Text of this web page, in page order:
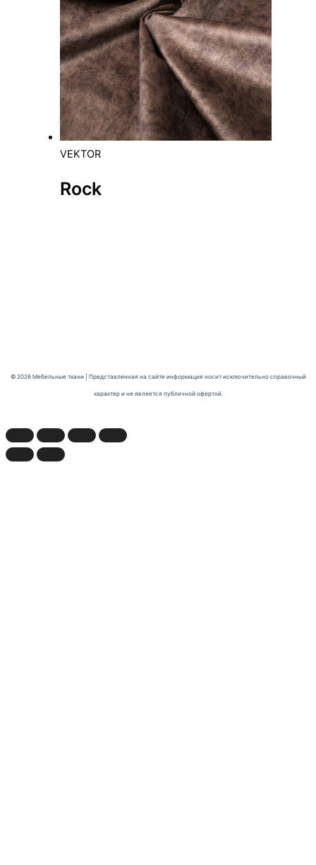
VEKTOR
Rock
© 2026 Мебельные ткани | Представленная на сайте информация носит исключительно справочный
характер и не является публичной офертой.